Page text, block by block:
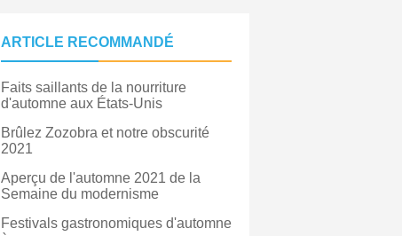
ARTICLE RECOMMANDÉ
Faits saillants de la nourriture
d'automne aux États-Unis
Brûlez Zozobra et notre obscurité
2021
Aperçu de l'automne 2021 de la
Semaine du modernisme
Festivals gastronomiques d'automne